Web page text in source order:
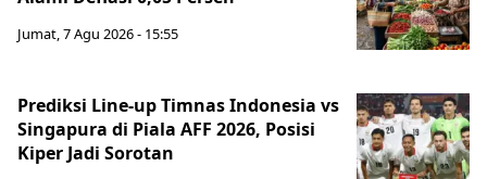
Jumat, 7 Agu 2026 - 15:55
Prediksi Line-up Timnas Indonesia vs
Singapura di Piala AFF 2026, Posisi
Kiper Jadi Sorotan